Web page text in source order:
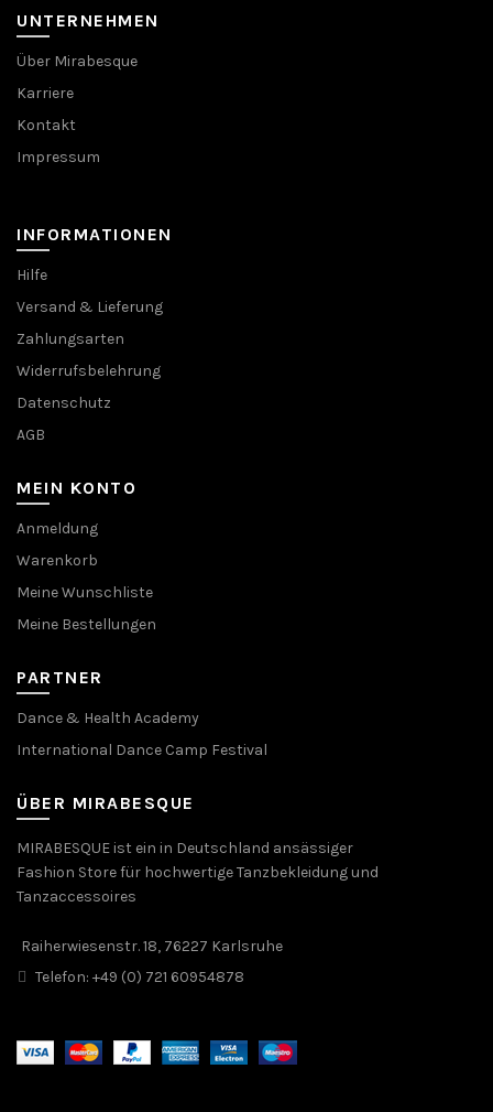
UNTERNEHMEN
Über Mirabesque
Karriere
Kontakt
Impressum
INFORMATIONEN
Hilfe
Versand & Lieferung
Zahlungsarten
Widerrufsbelehrung
Datenschutz
AGB
MEIN KONTO
Anmeldung
Warenkorb
Meine Wunschliste
Meine Bestellungen
PARTNER
Dance & Health Academy
International Dance Camp Festival
ÜBER MIRABESQUE
MIRABESQUE ist ein in Deutschland ansässiger
Fashion Store für hochwertige Tanzbekleidung und
Tanzaccessoires
Raiherwiesenstr. 18, 76227 Karlsruhe
Telefon: +49 (0) 721 60954878